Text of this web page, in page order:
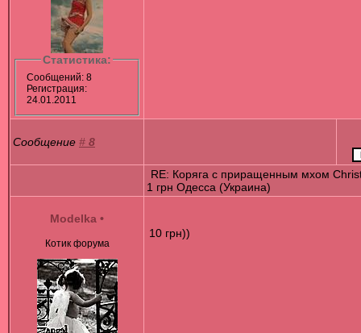
Статистика:
Сообщений: 8
Регистрация:
24.01.2011
Сообщение # 8
RE: Коряга с приращенным мхом
1 грн Одесса (Украина)
Modelka •
Котик форума
10 грн))